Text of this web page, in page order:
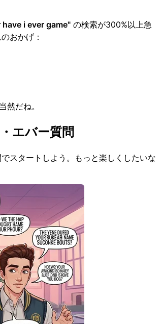
have i ever game" の検索が300%以上急
おかげ：
然だね。
エバー質問
スタートしよう。もっと楽しくしたいな